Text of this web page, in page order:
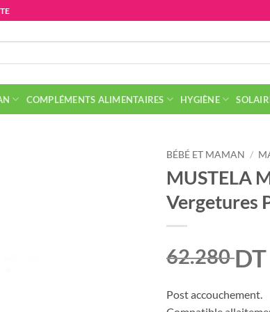
COMPLÉMENTS ALIMENTAIRES HYGIÈNE
BÉBÉ ET MAMAN /
MUSTELA
Vergetures
62.280DT
Post accouchement.